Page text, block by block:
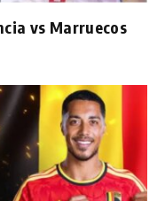
vs Marruecos